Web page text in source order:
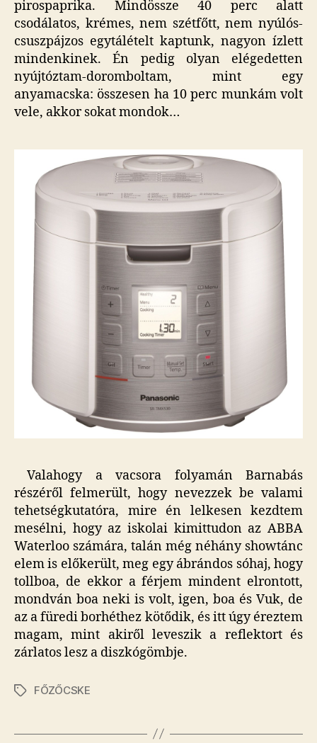
pirospaprika. Mindössze 40 perc alatt
csodálatos, krémes, nem szétfőtt, nem nyúlós-
csuszpájzos egytálételt kaptunk, nagyon ízlett
mindenkinek. Én pedig olyan elégedetten
nyújtóztam-doromboltam, mint egy
anyamacska: összesen ha 10 perc munkám volt
vele, akkor sokat mondok…
Valahogy a vacsora folyamán Barnabás
részéről felmerült, hogy nevezzek be valami
tehetségkutatóra, mire én lelkesen kezdtem
mesélni, hogy az iskolai kimittudon az ABBA
Waterloo számára, talán még néhány showtánc
elem is előkerült, meg egy ábrándos sóhaj, hogy
tollboa, de ekkor a férjem mindent elrontott,
mondván boa neki is volt, igen, boa és Vuk, de
az a füredi borhéthez kötődik, és itt úgy éreztem
magam, mint akiről leveszik a reflektort és
zárlatos lesz a diszkógömbje.
CímkékFŐZŐCSKE